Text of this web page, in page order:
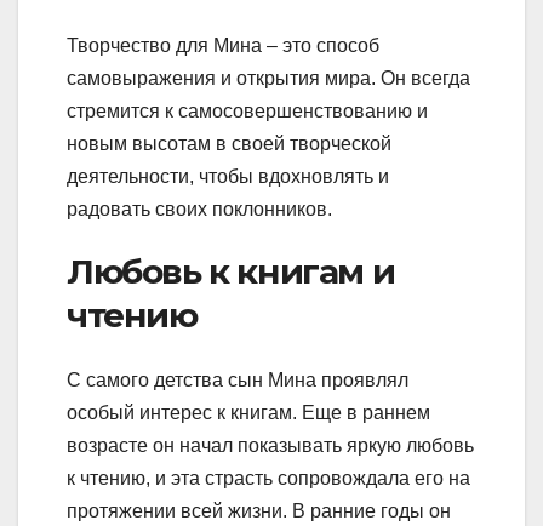
Творчество для Мина – это способ
самовыражения и открытия мира. Он всегда
стремится к самосовершенствованию и
новым высотам в своей творческой
деятельности, чтобы вдохновлять и
радовать своих поклонников.
Любовь к книгам и
чтению
С самого детства сын Мина проявлял
особый интерес к книгам. Еще в раннем
возрасте он начал показывать яркую любовь
к чтению, и эта страсть сопровождала его на
протяжении всей жизни. В ранние годы он